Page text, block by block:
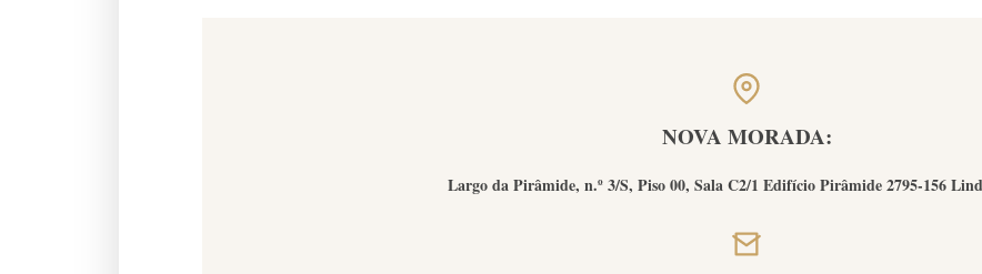
NOVA MORADA:
Largo da Pirâmide, n.º 3/S, Piso 00, Sala C2/1 Edifício Pirâmide 2795-156